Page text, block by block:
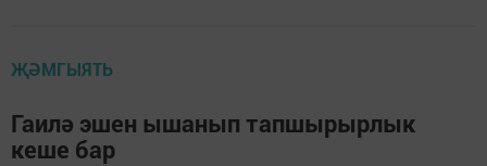
ҖӘМГЫЯТЬ
Гаилә эшен ышанып тапшырырлык
кеше бар